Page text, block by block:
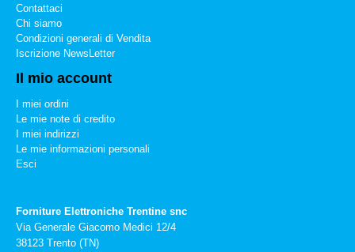
Contattaci
Chi siamo
Condizioni generali di Vendita
Iscrizione NewsLetter
Il mio account
I miei ordini
Le mie note di credito
I miei indirizzi
Le mie informazioni personali
Esci
Forniture Elettroniche Trentine snc
Via Generale Giacomo Medici 12/4
38123 Trento (TN)